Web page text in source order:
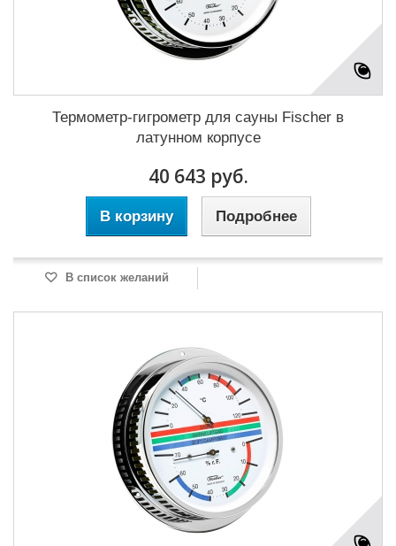
Термометр-гигрометр для сауны Fischer в
латунном корпусе
40 643 руб.
В корзину Подробнее
В список желаний